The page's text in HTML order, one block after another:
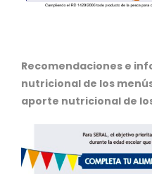
Recomendaciones e
nutricional de los
aporte nutricional de